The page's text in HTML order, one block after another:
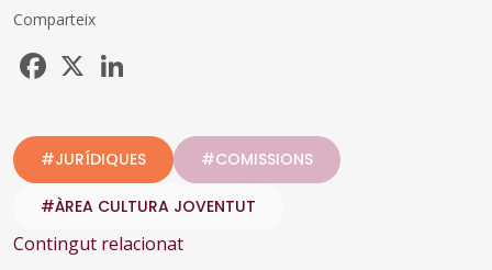
Comparteix
Facebook
#JURÍDIQUES #COMISSIONS
#ÀREA CULTURA JOVENTUT
Contingut relacionat